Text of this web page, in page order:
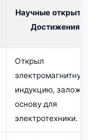
Научные
Достижения
Открыл
электромагнитную
индукцию,
основу для
электротехники.